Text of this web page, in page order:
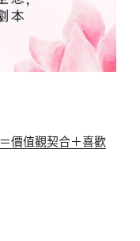
價值觀契合＋喜歡